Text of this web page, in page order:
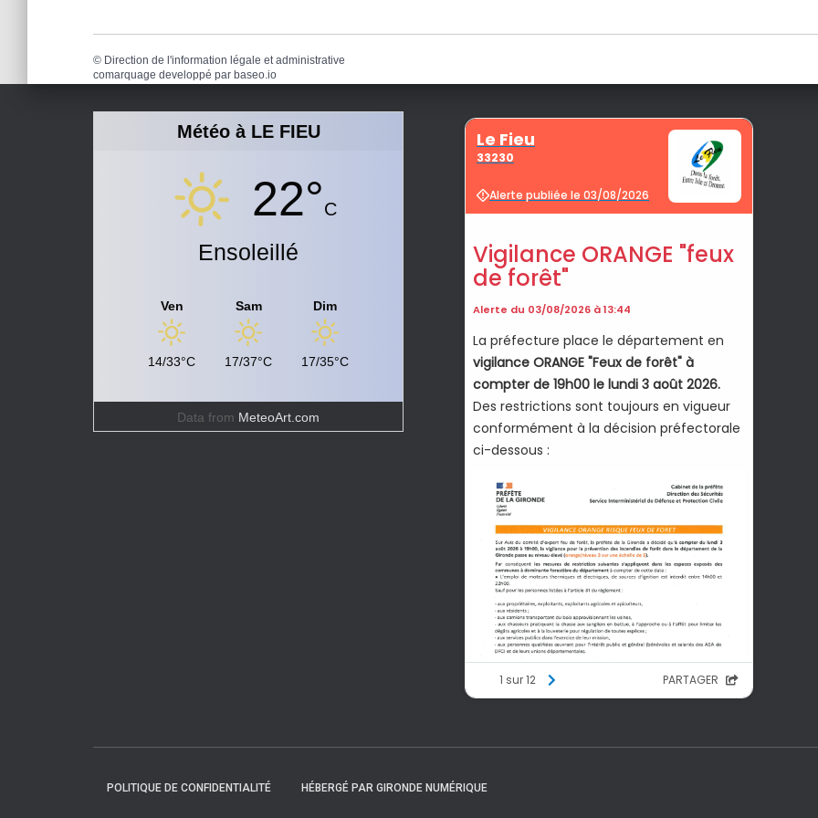
© Direction de l'information légale et administrative
comarquage developpé par baseo.io
Météo à LE FIEU
22°C
Ensoleillé
Ven
14/33°C
Sam
17/37°C
Dim
17/35°C
Data from MeteoArt.com
POLITIQUE DE CONFIDENTIALITÉ HÉBERGÉ PAR GIRONDE NUMÉRIQUE